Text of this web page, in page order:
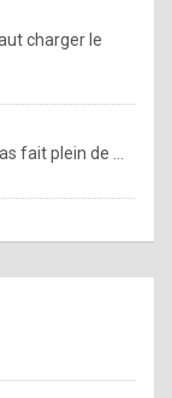
charger le
fait plein de ...